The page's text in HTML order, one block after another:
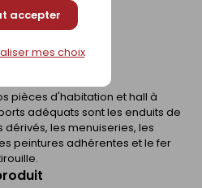
accepter
mes choix
garnissant
pièces d'habitation et hall à
adéquats sont les enduits de
les menuiseries, les
peintures adhérentes et le fer